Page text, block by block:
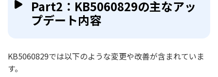
Part2：KB5060829の主なアッ
プデート内容
KB5060829では以下のような変更や改善が含まれていま
す。